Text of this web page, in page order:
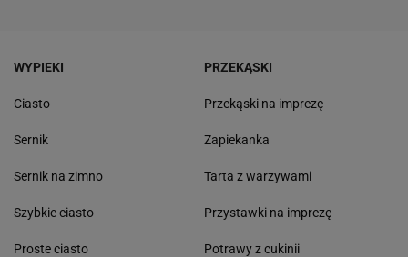
WYPIEKI
Ciasto
Sernik
Sernik na zimno
Szybkie ciasto
Proste ciasto
PRZEKĄSKI
Przekąski na imprezę
Zapiekanka
Tarta z warzywami
Przystawki na imprezę
Potrawy z cukinii